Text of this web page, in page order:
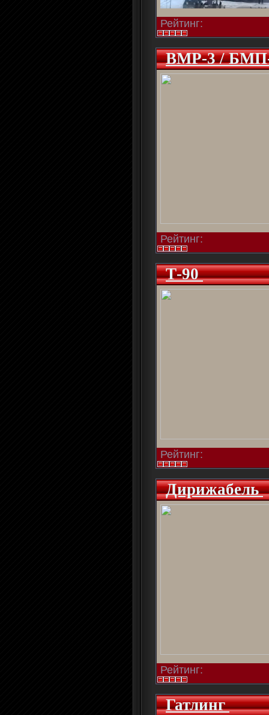
Рейтинг:
BMP-3 /
Рейтинг:
Т-90
Рейтинг:
Дирижабель
Рейтинг:
Гатлинг